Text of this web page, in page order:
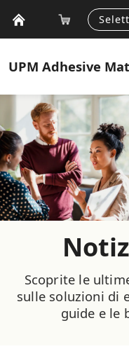
UPM Adhesive
Scoprite le
sulle soluzioni di
guide e le